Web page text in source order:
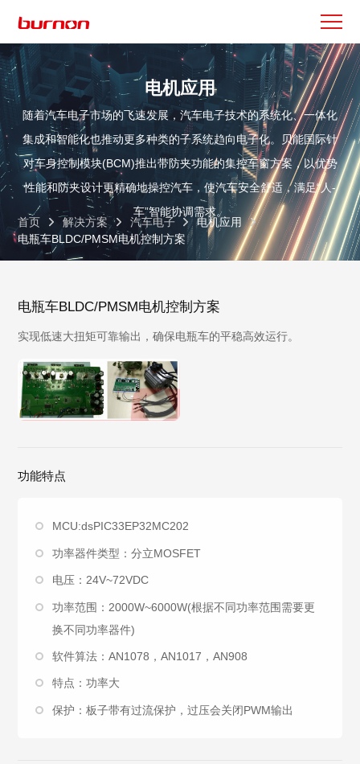
电机应用
随着汽车电子市场的飞速发展，汽车电子技术的系统化、一体化
集成和智能化也推动更多种类的子系统趋向电子化。贝能国际针
对车身控制模块(BCM)推出带防夹功能的集控车窗方案，以优势
性能和防夹设计更精确地操控汽车，使汽车安全舒适，满足“人-
车”智能协调需求。
首页 解决方案 汽车电子
电机应用
电瓶车BLDC/PMSM电机控制方案
电瓶车BLDC/PMSM电机控制方案
实现低速大扭矩可靠输出，确保电瓶车的平稳高效运行。
功能特点
MCU:dsPIC33EP32MC202
功率器件类型：分立MOSFET
电压：24V~72VDC
功率范围：2000W~6000W(根据不同功率范围需要更
换不同功率器件)
软件算法：AN1078，AN1017，AN908
特点：功率大
保护：板子带有过流保护，过压会关闭PWM输出